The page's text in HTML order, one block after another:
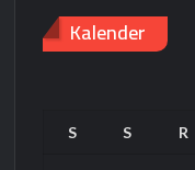
Bisa
Kalender
S S R